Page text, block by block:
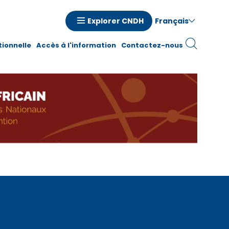
Explorer CNDH Français
Accès à l'information Contactez-nous